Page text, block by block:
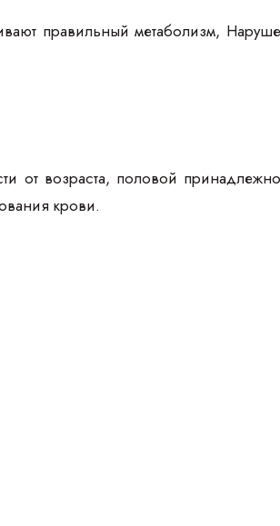
правильный метаболизм,
от возраста, половой
крови.